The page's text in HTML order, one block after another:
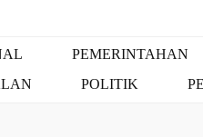
PEMERINTAHAN
POLITIK